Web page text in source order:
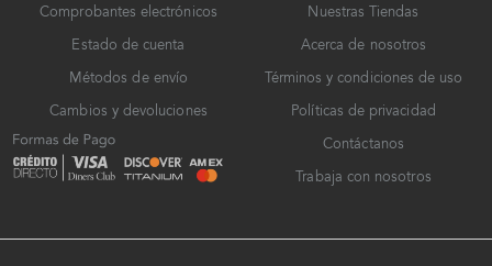
Comprobantes electrónicos
Estado de cuenta
Métodos de envío
Cambios y devoluciones
Nuestras Tiendas
Acerca de nosotros
Términos y condiciones de uso
Políticas de privacidad
Contáctanos
Trabaja con nosotros